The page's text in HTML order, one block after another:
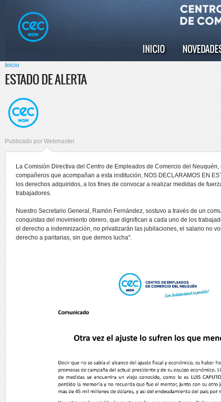
principal
Menú principal
INICIO
Se encuentra usted aquí
Inicio
ESTADO DE ALERTA
Publicado por Webmaster
La Comisión Directiva del Centro de Empleados de Comercio del
compañeros que acompañan a esta institución, NOS DECLARAMOS EN
los derechos adquiridos, a los fines de convocar a realizar medidas de
trabajadores.
Nuestro Secretario General, Ramón Fernández, sostuvo a través de un
conquistas del movimiento obrero, que dignifican a cada uno de los
el derecho a indemnización, no privatizarán las jubilaciones, el salario no
derecho a paritarias, sin que demos lucha".